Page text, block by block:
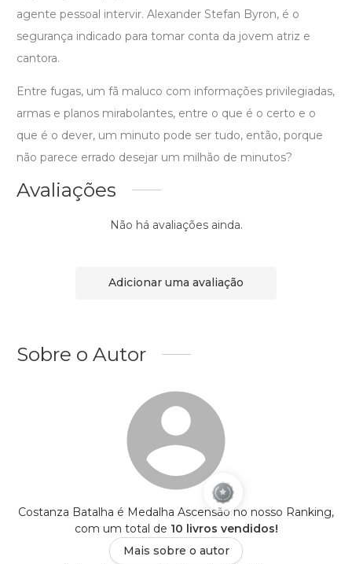
agente pessoal intervir. Alexander Stefan Byron, é o
segurança indicado para tomar conta da jovem atriz e
cantora.
Entre fugas, um fã maluco com informações privilegiadas,
armas e planos mirabolantes, entre o que é o certo e o
que é o dever, um minuto pode ser tudo, então, porque
não parece errado desejar um milhão de minutos?
Avaliações
Não há avaliações ainda.
Adicionar uma avaliação
Sobre o Autor
Costanza Batalha é Medalha Ascensão no nosso Ranking,
com um total de 10 livros vendidos!
Mais sobre o autor